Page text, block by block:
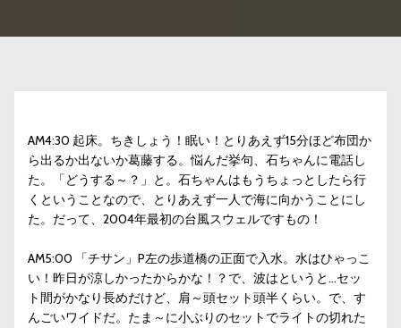
AM4:30 起床。ちきしょう！眠い！とりあえず15分ほど布団か
ら出るか出ないか葛藤する。悩んだ挙句、石ちゃんに電話し
た。「どうする～？」と。石ちゃんはもうちょっとしたら行
くということなので、とりあえず一人で海に向かうことにし
た。だって、2004年最初の台風スウェルですもの！
AM5:00 「チサン」P左の歩道橋の正面で入水。水はひゃっこ
い！昨日が涼しかったからかな！？で、波はというと…セッ
ト間がかなり長めだけど、肩～頭セット頭半くらい。で、す
んごいワイドだ。たま～に小ぶりのセットでライトの切れた